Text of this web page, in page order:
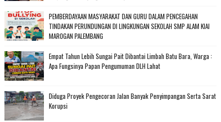
PEMBERDAYAAN MASYARAKAT DAN GURU DALAM PENCEGAHAN
TINDAKAN PERUNDUNGAN DI LINGKUNGAN SEKOLAH SMP ALAM KIAI
MAROGAN PALEMBANG
Empat Tahun Lebih Sungai Pait Dibantai Limbah Batu Bara, Warga :
Apa Fungsinya Papan Pengumuman DLH Lahat
Diduga Proyek Pengecoran Jalan Banyak Penyimpangan Serta Sarat
Korupsi